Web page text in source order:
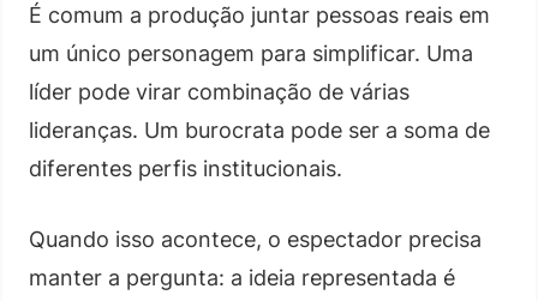
É comum a produção juntar pessoas reais em
um único personagem para simplificar. Uma
líder pode virar combinação de várias
lideranças. Um burocrata pode ser a soma de
diferentes perfis institucionais.
Quando isso acontece, o espectador precisa
manter a pergunta: a ideia representada é